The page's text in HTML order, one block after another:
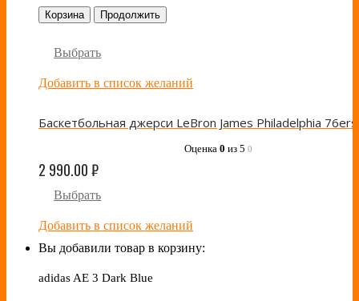
Корзина Продолжить
Выбрать
Добавить в список желаний
Оценка 0 из 5 0
2 990.00₽
Выбрать
Добавить в список желаний
Вы добавили товар в корзину:
adidas AE 3 Dark Blue